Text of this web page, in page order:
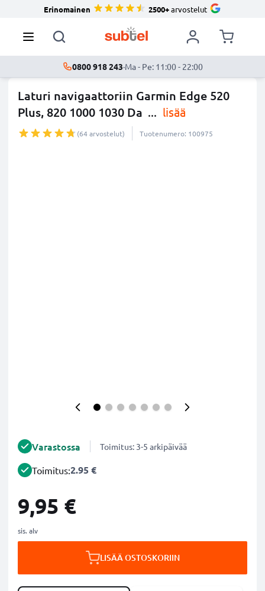
Erinomainen 2500+arvostelut
0800 918 243·Ma - Pe: 11:00 - 22:00
Laturi navigaattoriin Garmin Edge 520
Plus, 820 1000 1030 Da ... lisää
(64 arvostelut) Tuotenumero: 100975
Varastossa Toimitus: 3-5 arkipäivää
Toimitus:2.95 €
9,95 €
sis. alv
LISÄÄ OSTOSKORIIN